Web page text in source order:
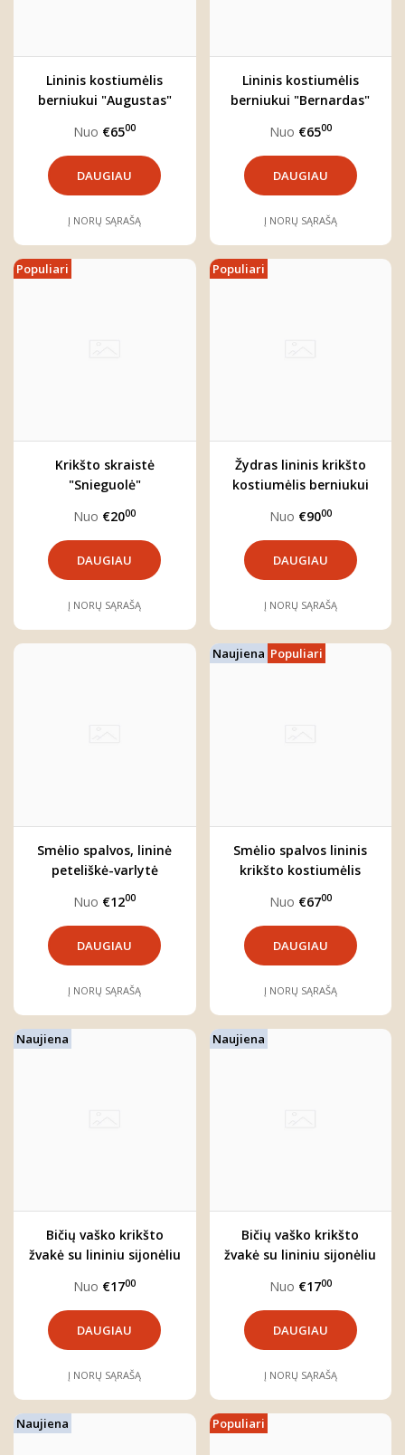
Lininis kostiumėlis
berniukui "Augustas"
Nuo €6500
DAUGIAU
Į NORŲ SĄRAŠĄ
Lininis kostiumėlis
berniukui "Bernardas"
Nuo €6500
DAUGIAU
Į NORŲ SĄRAŠĄ
Populiari
Krikšto skraistė
"Snieguolė"
Nuo €2000
DAUGIAU
Į NORŲ SĄRAŠĄ
Populiari
Žydras lininis krikšto
kostiumėlis berniukui
Nuo €9000
DAUGIAU
Į NORŲ SĄRAŠĄ
Smėlio spalvos, lininė
peteliškė-varlytė
Nuo €1200
DAUGIAU
Į NORŲ SĄRAŠĄ
Naujiena Populiari
Smėlio spalvos lininis
krikšto kostiumėlis
Nuo €6700
DAUGIAU
Į NORŲ SĄRAŠĄ
Naujiena
Bičių vaško krikšto
žvakė su lininiu sijonėliu
Nuo €1700
DAUGIAU
Į NORŲ SĄRAŠĄ
Naujiena
Bičių vaško krikšto
žvakė su lininiu sijonėliu
Nuo €1700
DAUGIAU
Į NORŲ SĄRAŠĄ
Naujiena Populiari